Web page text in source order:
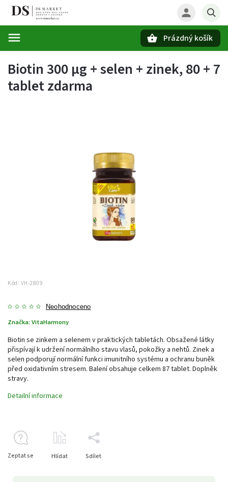
Prázdný košík
Biotin 300 µg + selen + zinek, 80 + 7
tablet zdarma
Kód: VH-2809
Neohodnoceno
Značka: VitaHarmony
Biotin se zinkem a selenem v praktických tabletách. Obsažené látky
přispívají k udržení normálního stavu vlasů, pokožky a nehtů. Zinek a
selen podporují normální funkci imunitního systému a ochranu buněk
před oxidativním stresem. Balení obsahuje celkem 87 tablet. Doplněk
stravy.
Detailní informace
Zeptat se Hlídat Sdílet